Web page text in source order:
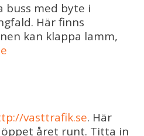
buss med byte i
Här finns
kan klappa lamm,
vasttrafik.se. Här
öppet året runt. Titta in